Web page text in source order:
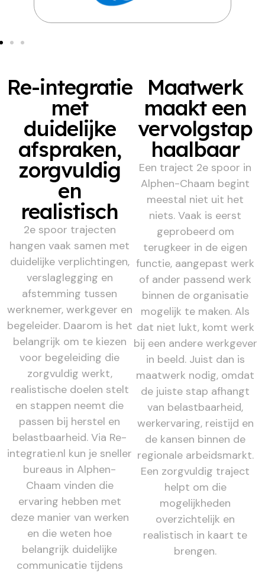
Re-integratie
met
duidelijke
afspraken,
zorgvuldig
en
realistisch
2e spoor trajecten
hangen vaak samen met
duidelijke verplichtingen,
verslaglegging en
afstemming tussen
werknemer, werkgever en
begeleider. Daarom is het
belangrijk om te kiezen
voor begeleiding die
zorgvuldig werkt,
realistische doelen stelt
en stappen neemt die
passen bij herstel en
belastbaarheid. Via Re-
integratie.nl kun je sneller
bureaus in Alphen-
Chaam vinden die
ervaring hebben met
deze manier van werken
en die weten hoe
belangrijk duidelijke
communicatie tijdens
Maatwerk
maakt een
vervolgstap
haalbaar
Een traject 2e spoor in
Alphen-Chaam begint
meestal niet uit het
niets. Vaak is eerst
geprobeerd om
terugkeer in de eigen
functie, aangepast werk
of ander passend werk
binnen de organisatie
mogelijk te maken. Als
dat niet lukt, komt werk
bij een andere werkgever
in beeld. Juist dan is
maatwerk nodig, omdat
de juiste stap afhangt
van belastbaarheid,
werkervaring, reistijd en
de kansen binnen de
regionale arbeidsmarkt.
Een zorgvuldig traject
helpt om die
mogelijkheden
overzichtelijk en
realistisch in kaart te
brengen.